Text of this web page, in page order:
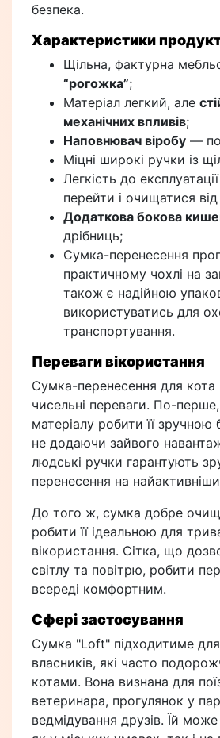
безпека.
Характеристики
Щільна, фактурна
“рогожка”;
Матеріал легкий, але
механічних впливів;
Наповнювач віробу —
Міцні широкі ручки із
Легкість до
перейти і очищатися
Додаткова бокова
дрібниць;
Сумка-перенесення
практичному чохлі на
також є надійною
використуватись для
транспортування.
Переваги вікористання
Сумка-перенесення для
чисельні переваги. По-перше,
матеріалу робити її зручною
не додаючи зайвого
людські ручки гарантують
перенесення на
До того ж, сумка добре
робити її ідеальною для
вікористання. Сітка, що
світлу та повітрю, робити
всереді комфортним.
Сфері застосування
Сумка "Loft" підходитиме
власників, які часто
котами. Вона визнана для
ветеринара, прогулянок у
ведмідування друзів. Їй